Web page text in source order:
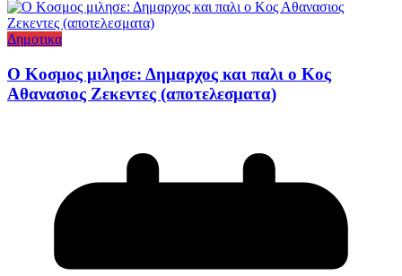
Δημοτικα
Ο Κοσμος μιλησε: Δημαρχος και παλι ο Κος
Αθανασιος Ζεκεντες (αποτελεσματα)